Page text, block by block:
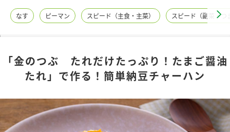
レシピ名特集
商品情報
酢 調味酢
新商品一覧
なす ピーマン スピード（主食・主菜） スピード（副菜・つ
「金のつぶ たれだけたっぷり！たまご醤油
たれ」で作る！簡単納豆チャーハン